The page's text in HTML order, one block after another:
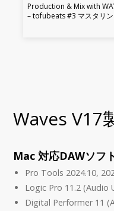
Production & Mix with
– tofubeats #3 マスタリ
Waves V17
Mac 対応DAWソフ
Pro Tools 2024.10,
Logic Pro 11.2 (Audio
Digital Performer 11